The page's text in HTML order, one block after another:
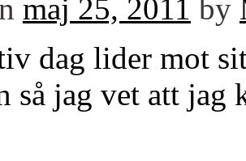
maj 25, 2011 by
dag lider mot
så jag vet att jag